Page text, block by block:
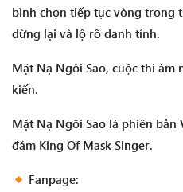
bình chọn tiếp tục vòng trong
dừng lại và lộ rõ danh tính.
Mặt Nạ Ngôi Sao, cuộc thi âm
kiến.
Mặt Nạ Ngôi Sao là phiên bản
đám King Of Mask Singer.
Fanpage: